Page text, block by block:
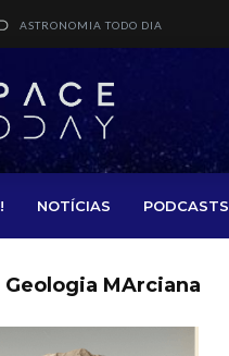
ASTRONOMIA TODO DIA
NOTÍCIAS PODCASTS
Geologia MArciana